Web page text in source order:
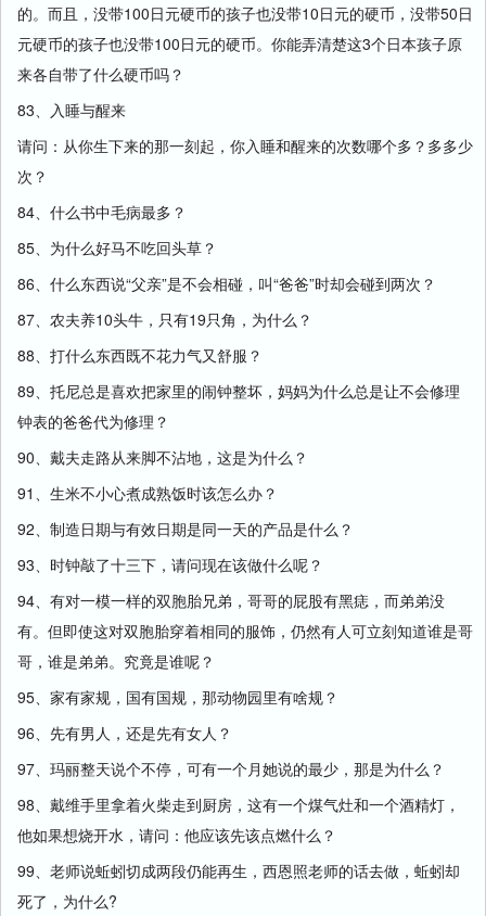
的。而且，没带100日元硬币的孩子也没带10日元的硬币，没带50日
元硬币的孩子也没带100日元的硬币。你能弄清楚这3个日本孩子原
来各自带了什么硬币吗？
83、入睡与醒来
请问：从你生下来的那一刻起，你入睡和醒来的次数哪个多？多多少
次？
84、什么书中毛病最多？
85、为什么好马不吃回头草？
86、什么东西说“父亲”是不会相碰，叫“爸爸”时却会碰到两次？
87、农夫养10头牛，只有19只角，为什么？
88、打什么东西既不花力气又舒服？
89、托尼总是喜欢把家里的闹钟整坏，妈妈为什么总是让不会修理
钟表的爸爸代为修理？
90、戴夫走路从来脚不沾地，这是为什么？
91、生米不小心煮成熟饭时该怎么办？
92、制造日期与有效日期是同一天的产品是什么？
93、时钟敲了十三下，请问现在该做什么呢？
94、有对一模一样的双胞胎兄弟，哥哥的屁股有黑痣，而弟弟没
有。但即使这对双胞胎穿着相同的服饰，仍然有人可立刻知道谁是哥
哥，谁是弟弟。究竟是谁呢？
95、家有家规，国有国规，那动物园里有啥规？
96、先有男人，还是先有女人？
97、玛丽整天说个不停，可有一个月她说的最少，那是为什么？
98、戴维手里拿着火柴走到厨房，这有一个煤气灶和一个酒精灯，
他如果想烧开水，请问：他应该先该点燃什么？
99、老师说蚯蚓切成两段仍能再生，西恩照老师的话去做，蚯蚓却
死了，为什么?